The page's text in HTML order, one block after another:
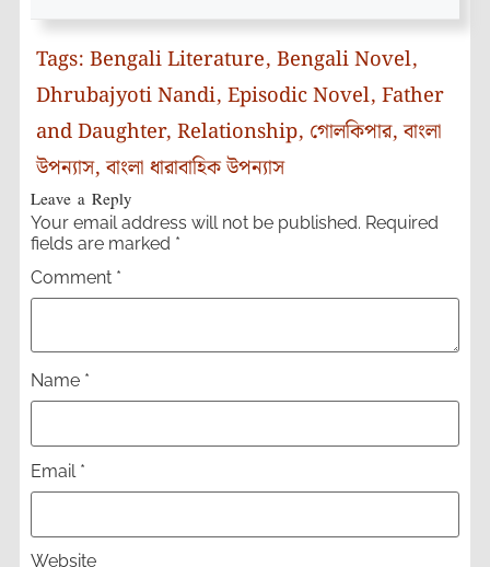
Tags: Bengali Literature, Bengali Novel,
Dhrubajyoti Nandi, Episodic Novel, Father
and Daughter, Relationship, গোলকিপার,বাংলা
উপন্যাস,বাংলা ধারাবাহিক উপন্যাস
Leave a Reply
Your email address will not be published. Required
fields are marked *
Comment *
Name *
Email *
Website